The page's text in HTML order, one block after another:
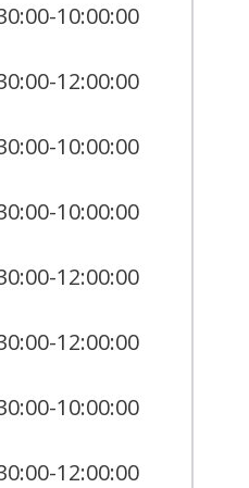
10:00:00
12:00:00
10:00:00
10:00:00
12:00:00
12:00:00
10:00:00
12:00:00